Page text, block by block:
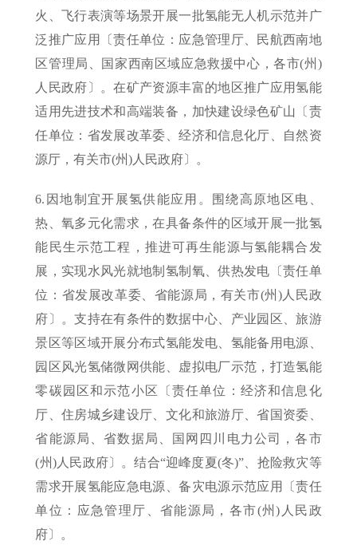
火、飞行表演等场景开展一批氢能无人机示范并广
泛推广应用〔责任单位：应急管理厅、民航西南地
区管理局、国家西南区域应急救援中心，各市(州)
人民政府〕。在矿产资源丰富的地区推广应用氢能
适用先进技术和高端装备，加快建设绿色矿山〔责
任单位：省发展改革委、经济和信息化厅、自然资
源厅，有关市(州)人民政府〕。
6.因地制宜开展氢供能应用。围绕高原地区电、
热、氧多元化需求，在具备条件的区域开展一批氢
能民生示范工程，推进可再生能源与氢能耦合发
展，实现水风光就地制氢制氧、供热发电〔责任单
位：省发展改革委、省能源局，有关市(州)人民政
府〕。支持在有条件的数据中心、产业园区、旅游
景区等区域开展分布式氢能发电、氢能备用电源、
园区风光氢储微网供能、虚拟电厂示范，打造氢能
零碳园区和示范小区〔责任单位：经济和信息化
厅、住房城乡建设厅、文化和旅游厅、省国资委、
省能源局、省数据局、国网四川电力公司，各市
(州)人民政府〕。结合“迎峰度夏(冬)”、抢险救灾等
需求开展氢能应急电源、备灾电源示范应用〔责任
单位：应急管理厅、省能源局，各市(州)人民政
府〕。